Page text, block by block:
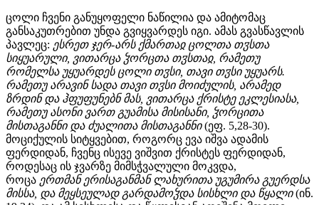
ცოლი ჩვენი განუყოფელი ნაწილია და ამიტომაც
განსაკუთრებით უნდა გვიყვარდეს იგი. ამას გვასწავლის
პავლეც: ესრეთ ჯერ-არს ქმართაჲ ცოლთა თჳსთა
სიყუარული, ვითარცა ჴორცთა თჳსთაჲ, რამეთუ
რომელსა უყუარდეს ცოლი თჳსი, თავი თჳსი უყუარს.
რამეთუ არავინ სადა თავი თჳსი მოიძულის, არამედ
ზრდინ და ჰფუფუნებნ მას, ვითარცა ქრისტე ეკლესიასა,
რამეთუ ასონი ვართ გუამისა მისისანი, ჴორცითა
მისთაგანნი და ძუალითა მისთაგანნი(ეფ. 5,28-30).
მოციქულის სიტყვებით, როგორც ევა იშვა ადამის
ფერდიდან, ჩვენც ისევე ვიშვით ქრისტეს ფერდიდან,
როდესაც ის ჯვარზე მიმსჭვალული მოკვდა,
როცა ერთმან ერისაგანმან ლახურითა უგუმირა გუერდსა
მისსა, და მეყსეულად გარდამოჴდა სისხლი და წყალი(ინ.